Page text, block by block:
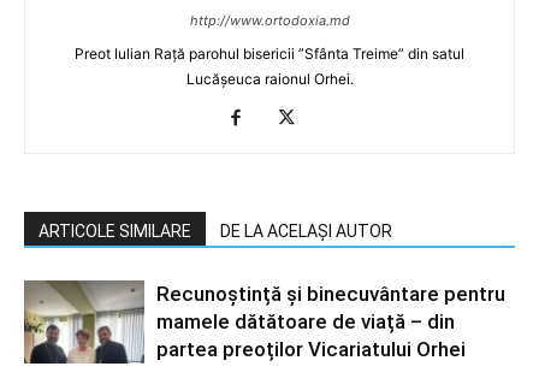
http://www.ortodoxia.md
Preot Iulian Rață parohul bisericii ”Sfânta Treime” din satul
Lucășeuca raionul Orhei.
ARTICOLE SIMILARE DE LA ACELAȘI AUTOR
Recunoștință și binecuvântare pentru
mamele dătătoare de viață – din
partea preoților Vicariatului Orhei